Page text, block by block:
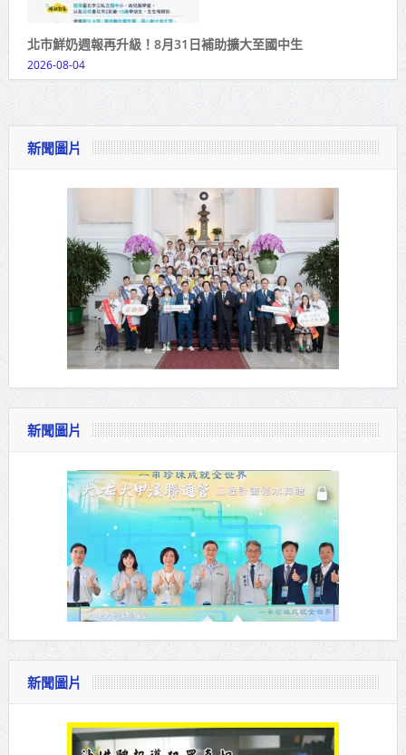
北市鮮奶週報再升級！8月31日補助擴大至國中生
2026-08-04
新聞圖片
新聞圖片
新聞圖片